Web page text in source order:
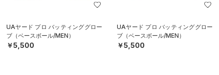
UAヤード プロ バッティンググロー
ブ（ベースボール/MEN）
￥5,500
UAヤード プロ バッティンググロー
ブ（ベースボール/MEN）
￥5,500